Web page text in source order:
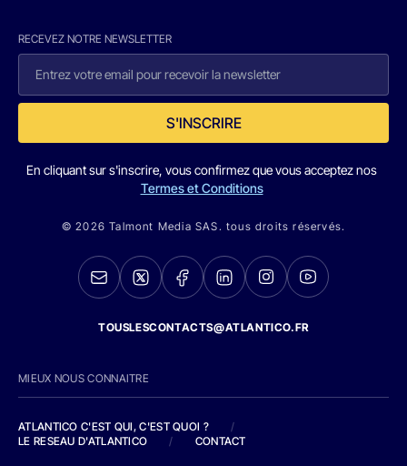
RECEVEZ NOTRE NEWSLETTER
S'INSCRIRE
En cliquant sur s'inscrire, vous confirmez que vous acceptez nos
Termes et Conditions
© 2026 Talmont Media SAS. tous droits réservés.
TOUSLESCONTACTS@ATLANTICO.FR
MIEUX NOUS CONNAITRE
ATLANTICO C'EST QUI, C'EST QUOI ?
/
LE RESEAU D'ATLANTICO
/ CONTACT